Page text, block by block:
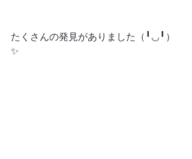
たくさんの発見がありました（╹◡╹）
✨